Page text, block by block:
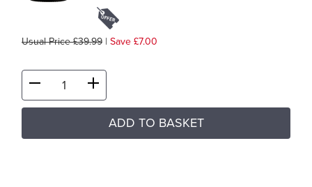
Usual Price £39.99 | Save £7.00
ADD TO BASKET